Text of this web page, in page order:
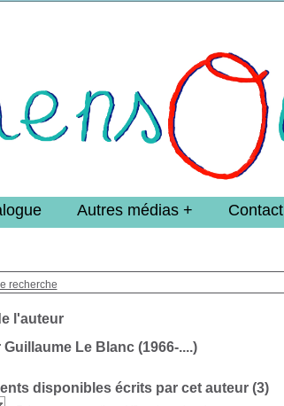
recherche
l'auteur
Le Blanc (1966-....)
disponibles écrits par cet auteur (3)
Autres médias Contact